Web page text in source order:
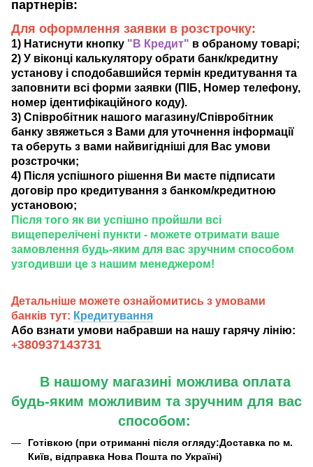
партнерів:
Для оформлення заявки в розстрочку:
1) Натиснути кнопку "В Кредит" в обраному товарі;
2) У віконці калькулятору обрати банк/кредитну
установу і сподобавшийся термін кредитування та
заповнити всі форми заявки (ПІБ, Номер телефону,
номер ідентифікаційного коду).
3) Співробітник нашого магазину/Співробітник
банку звяжеться з Вами для уточнення інформації
та оберуть з вами найвигідніші для Вас умови
розстрочки;
4) Після успішного рішення Ви маєте підписати
договір про кредитування з банком/кредитною
установою;
Після того як ви успішно пройшли всі
вищеперелічені пункти - можете отримати ваше
замовлення будь-яким для вас зручним способом
узгодивши це з нашим менеджером!
Детальніше можете ознайомитись з умовами
банків тут: Кредитування
Або взнати умови набравши на нашу гарячу лінію:
+380937143731
В нашому магазині можлива оплата
будь-яким можливим та зручним для вас
способом:
Готівкою (при отриманні після огляду:Доставка по м.
Київ, відправка Нова Пошта по Україні)